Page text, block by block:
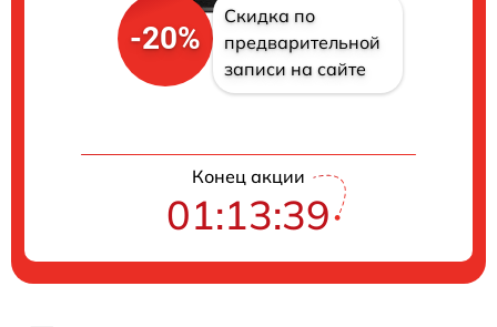
-20%
Скидка по
предварительной
записи на сайте
Конец акции
01:13:38